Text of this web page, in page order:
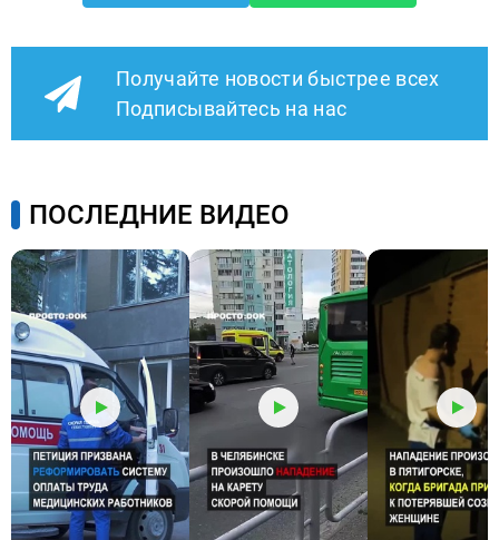
Получайте новости быстрее всех
Подписывайтесь на нас
ПОСЛЕДНИЕ ВИДЕО